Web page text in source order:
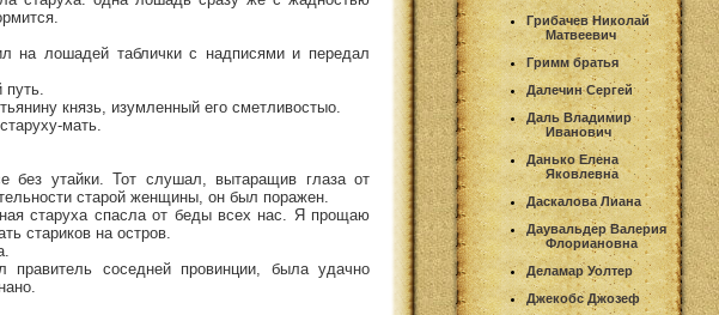
на лошадей таблички с надписями и передал
князь, изумленный его сметливостыо.
мать.
утайки. Тот слушал, вытаращив глаза от
старой женщины, он был поражен.
старуха спасла от беды всех нас. Я прощаю
стариков на остров.
соседней провинции, была удачно
Грибачев Николай
Матвеевич
Гримм братья
Далечин Сергей
Даль Владимир
Иванович
Данько Елена
Яковлевна
Даскалова Лиана
Даувальдер Валерия
Флориановна
Деламар Уолтер
Джекобс Джозеф